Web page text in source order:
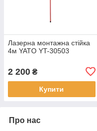
Лазерна монтажна стійка
4м YATO YT-30503
2 200 ₴
Купити
Про нас